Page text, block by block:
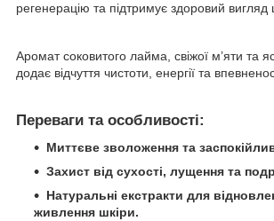
регенерацію та підтримує здоровий вигляд
Аромат соковитого лайма, свіжої м’яти та
додає відчуття чистоти, енергії та
Переваги та особливості:
Миттєве зволоження та
Захист від сухості, лущення та
Натуральні екстракти для
живлення шкіри.